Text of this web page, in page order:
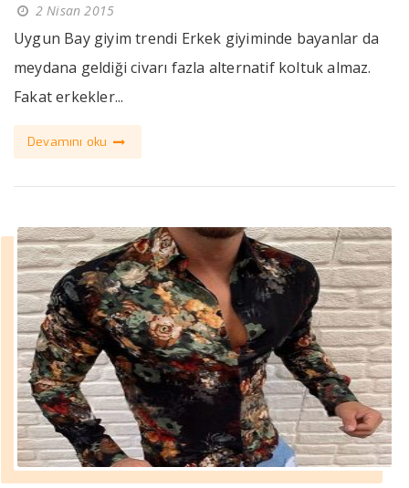
2 Nisan 2015
Uygun Bay giyim trendi Erkek giyiminde bayanlar da
meydana geldiği civarı fazla alternatif koltuk almaz.
Fakat erkekler...
Devamını oku